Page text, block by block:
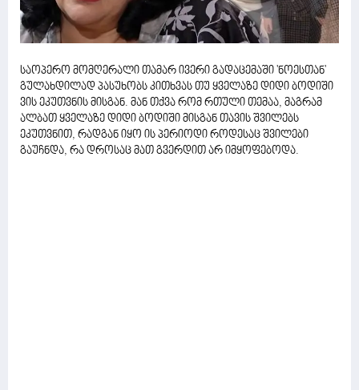
საოპერო მომღერალი თამარ ივერი გადაცემაში 'ნოესთან'
გულახდილად პასუხობს კითხვას თუ ყველაზე დიდი ბოდიში
ვის ეკუთვნის მისგან. მან თქვა რომ რთული თემაა, მაგრამ
ალბათ ყველაზე დიდი ბოდიში მისგან თავის შვილებს
ეკუთვნით, რადგან იყო ის პერიოდი როდესაც შვილები
გაუჩნდა, რა დროსაც მათ გვერდით არ იმყოფებოდა.